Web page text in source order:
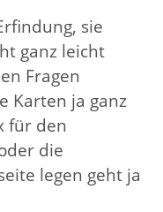
sie
ganz leicht
Fragen
Karten ja ganz
für den
die
legen geht ja